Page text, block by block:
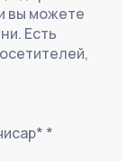
вы можете
Есть
*